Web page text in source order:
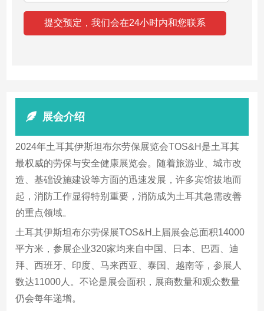
展会介绍
2024年土耳其伊斯坦布尔劳保展览会TOS&H是土耳其
最权威的劳保与安全健康展览会。随着旅游业、城市改
造、基础设施建设等方面的迅速发展，许多宾馆拔地而
起，消防工作显得特别重要，消防成为土耳其急需改善
的重点领域。
土耳其伊斯坦布尔劳保展TOS&H上届展会总面积14000
平方米，参展企业320家均来自中国、日本、巴西、迪
拜、西班牙、印度、马来西亚、泰国、越南等，参展人
数达11000人。不论是展会面积，展商数量和观众数量
仍会每年递增。